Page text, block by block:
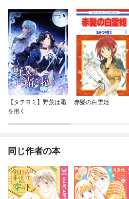
【タテヨミ】野茨は霜
を抱く
赤髪の白雪姫
同じ作者の本